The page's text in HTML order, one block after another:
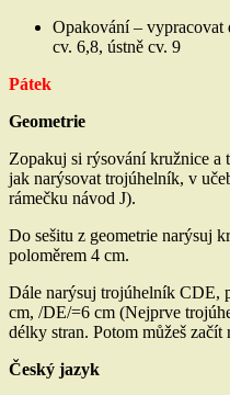
Opakování – vypracovat
cv. 6,8, ústně cv. 9
Pátek
Geometrie
Zopakuj si rýsování kružnice a
jak narýsovat trojúhelník, v
rámečku návod J).
Do sešitu z geometrie narýsuj
poloměrem 4 cm.
Dále narýsuj trojúhelník CDE,
cm, /DE/=6 cm (Nejprve
délky stran. Potom můžeš začít
Český jazyk